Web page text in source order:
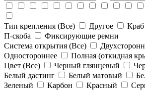
Тип крепления (Все) Другое Краб
П-скоба
Фиксирующие ремни
Система открытия (Все)
Одностороннее
Полная (откидная
Цвет (Все) Черный глянцевый
Белый дастинг
Белый матовый
Зеленый
Карбон Красный